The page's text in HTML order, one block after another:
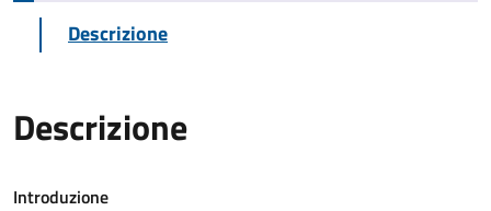
Descrizione
Descrizione
Introduzione